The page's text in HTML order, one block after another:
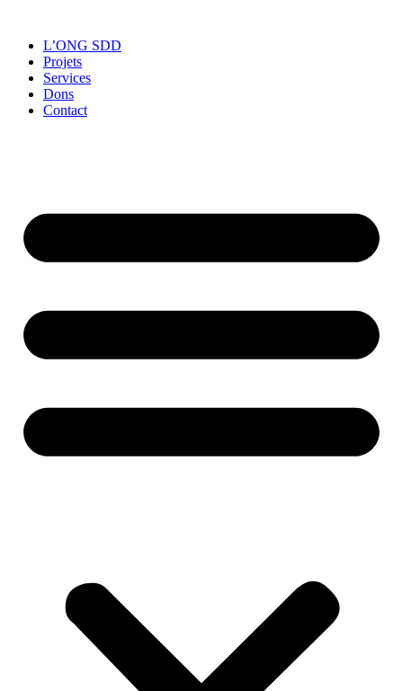
L’ONG SDD
Projets
Services
Dons
Contact